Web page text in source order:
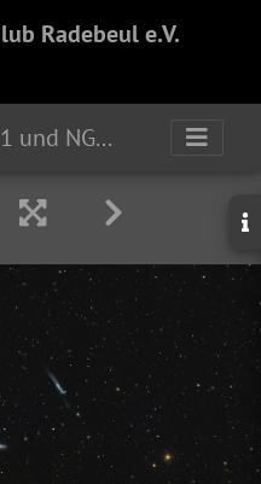
Radebeul e.V.
NGC4631 und NGC4656